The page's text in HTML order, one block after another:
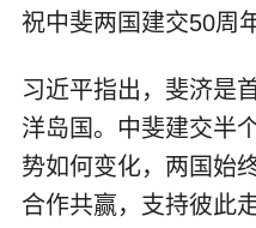
祝中斐两国建交50周年
习近平指出，斐济是
洋岛国。中斐建交半
势如何变化，两国始
合作共赢，支持彼此